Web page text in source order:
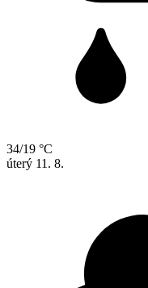
34/19 °C
úterý 11. 8.